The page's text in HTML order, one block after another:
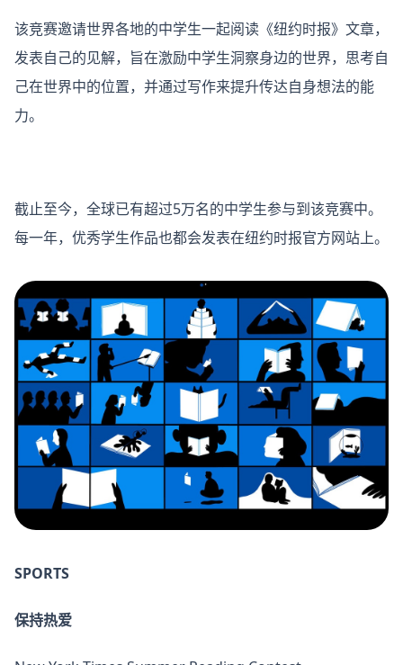
该竞赛邀请世界各地的中学生一起阅读《纽约时报》文章，
发表自己的见解，旨在激励中学生洞察身边的世界，思考自
己在世界中的位置，并通过写作来提升传达自身想法的能
力。
截止至今，全球已有超过5万名的中学生参与到该竞赛中。
每一年，优秀学生作品也都会发表在纽约时报官方网站上。
SPORTS
保持热爱